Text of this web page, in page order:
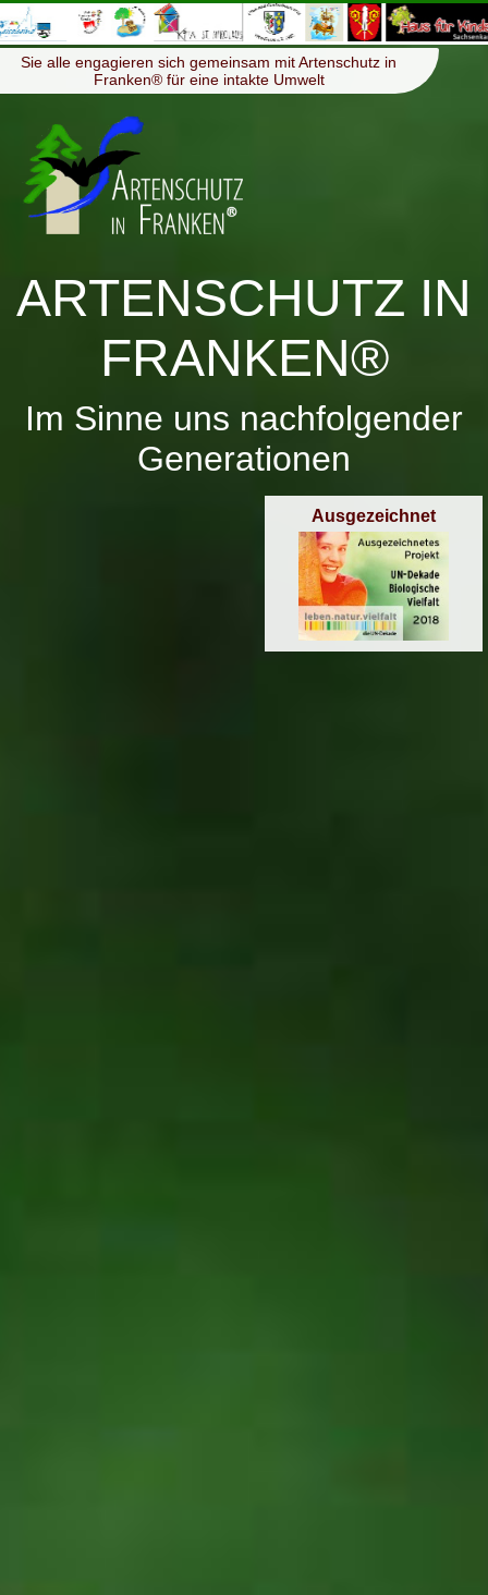
Menü ≡
Sie alle engagieren sich gemeinsam mit Artenschutz in
Franken® für eine intakte Umwelt
ARTENSCHUTZ IN
FRANKEN®
Im Sinne uns nachfolgender
Generationen
Ausgezeichnet